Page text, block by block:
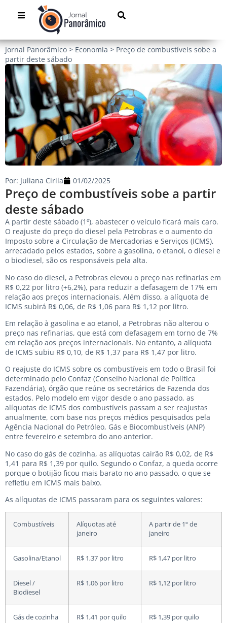
Jornal Panorâmico > Economia > Preço de combustíveis sobe a
partir deste sábado
Preço de combustíveis sobe a partir
deste sábado
Por: Juliana Cirila 01/02/2025
A partir deste sábado (1º), abastecer o veículo ficará mais caro.
O reajuste do preço do diesel pela Petrobras e o aumento do
Imposto sobre a Circulação de Mercadorias e Serviços (ICMS),
arrecadado pelos estados, sobre a gasolina, o etanol, o diesel e
o biodiesel, são os responsáveis pela alta.
No caso do diesel, a Petrobras elevou o preço nas refinarias em
R$ 0,22 por litro (+6,2%), para reduzir a defasagem de 17% em
relação aos preços internacionais. Além disso, a alíquota de
ICMS subirá R$ 0,06, de R$ 1,06 para R$ 1,12 por litro.
Em relação à gasolina e ao etanol, a Petrobras não alterou o
preço nas refinarias, que está com defasagem em torno de 7%
em relação aos preços internacionais. No entanto, a alíquota
de ICMS subiu R$ 0,10, de R$ 1,37 para R$ 1,47 por litro.
O reajuste do ICMS sobre os combustíveis em todo o Brasil foi
determinado pelo Confaz (Conselho Nacional de Política
Fazendária), órgão que reúne os secretários de Fazenda dos
estados. Pelo modelo em vigor desde o ano passado, as
alíquotas de ICMS dos combustíveis passam a ser reajustas
anualmente, com base nos preços médios pesquisados pela
Agência Nacional do Petróleo, Gás e Biocombustíveis (ANP)
entre fevereiro e setembro do ano anterior.
No caso do gás de cozinha, as alíquotas cairão R$ 0,02, de R$
1,41 para R$ 1,39 por quilo. Segundo o Confaz, a queda ocorre
porque o botijão ficou mais barato no ano passado, o que se
refletiu em ICMS mais baixo.
As alíquotas de ICMS passaram para os seguintes valores:
Combustíveis
Alíquotas até
janeiro
A partir de 1º de
janeiro
Gasolina/Etanol R$ 1,37 por litro R$ 1,47 por litro
Diesel /
Biodiesel
R$ 1,06 por litro R$ 1,12 por litro
Gás de cozinha R$ 1,41 por quilo R$ 1,39 por quilo